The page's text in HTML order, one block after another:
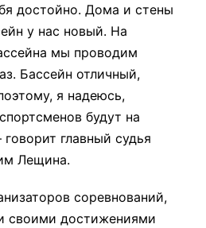
достойно. Дома и стены
у нас новый. На
мы проводим
Бассейн отличный,
я надеюсь,
будут на
главный судья
Лещина.
соревнований,
своими достижениями